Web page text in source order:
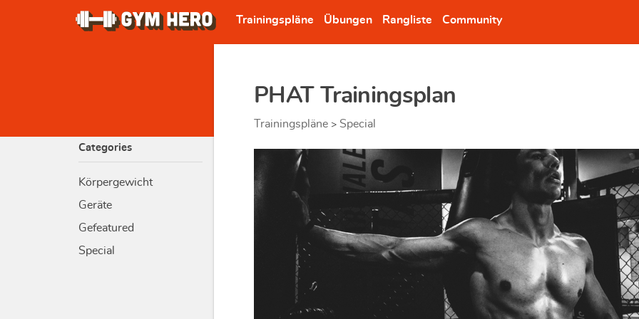
Trainingspläne Übungen Rangliste Community
Categories
Körpergewicht
Geräte
Gefeatured
Special
PHAT Trainingsplan
Trainingspläne> Special